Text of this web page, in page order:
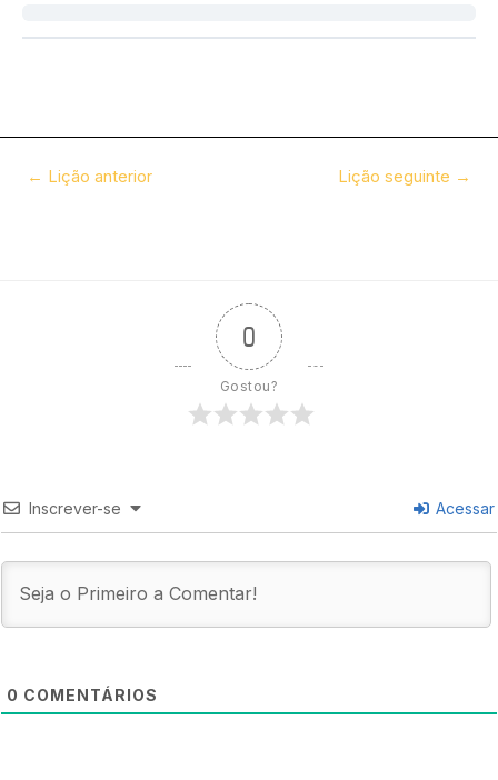
← Lição anterior Lição seguinte →
0
Gostou?
Inscrever-se Acessar
0 COMENTÁRIOS